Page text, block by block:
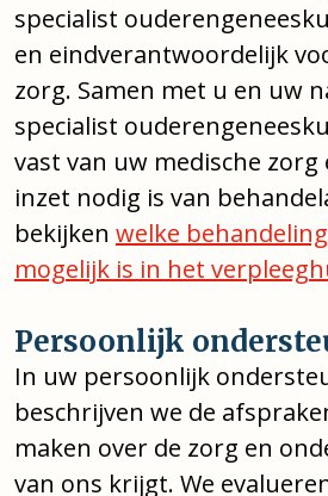
specialist
en eindverantwoordelijk
zorg. Samen met u en uw
specialist
vast van uw medische
inzet nodig is van
bekijken welke
mogelijk is in het
Persoonlijk
In uw persoonlijk
beschrijven we de
maken over de zorg en
van ons krijgt. We